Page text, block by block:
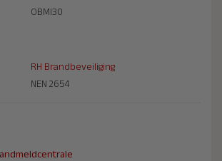
OBMI30
RH Brandbeveiliging
NEN 2654